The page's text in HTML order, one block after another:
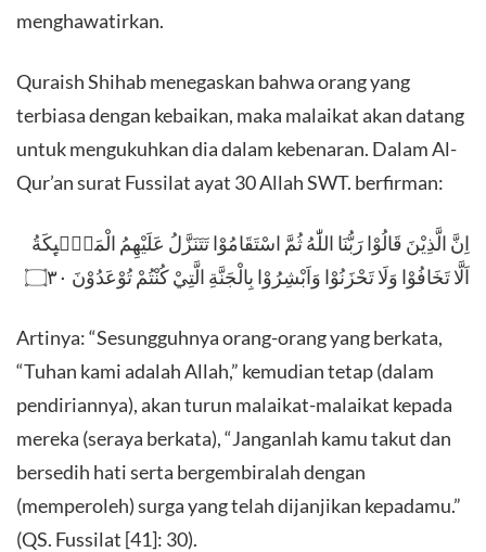
menghawatirkan.
Quraish Shihab menegaskan bahwa orang yang
terbiasa dengan kebaikan, maka malaikat akan datang
untuk mengukuhkan dia dalam kebenaran. Dalam Al-
Qur’an surat Fussilat ayat 30 Allah SWT. berfirman:
اِنَّ الَّذِيْنَ قَالُوْا رَبُّنَا اللّٰهُ ثُمَّ اسْتَقَامُوْا تَتَنَزَّلُ عَلَيْهِمُ الْمَلٰۤىِٕكَةُ
اَلَّا تَخَافُوْا وَلَا تَحْزَنُوْا وَاَبْشِرُوْا بِالْجَنَّةِ الَّتِيْ كُنْتُمْ تُوْعَدُوْنَ ۝٣٠
Artinya: “Sesungguhnya orang-orang yang berkata,
“Tuhan kami adalah Allah,” kemudian tetap (dalam
pendiriannya), akan turun malaikat-malaikat kepada
mereka (seraya berkata), “Janganlah kamu takut dan
bersedih hati serta bergembiralah dengan
(memperoleh) surga yang telah dijanjikan kepadamu.”
(QS. Fussilat [41]: 30).